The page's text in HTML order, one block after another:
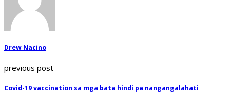
Drew Nacino
previous post
Covid-19 vaccination sa mga bata hindi pa nangangalahati